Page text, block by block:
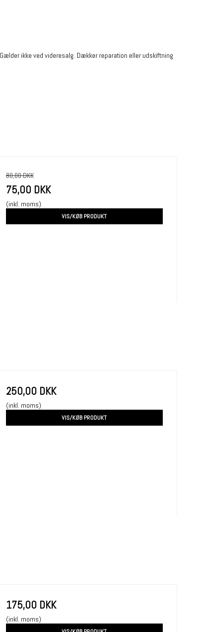
ikke ved videresalg. Dækker reparation eller udskiftning
80,00 DKK
75,00 DKK
(inkl. moms)
VIS/KØB PRODUKT
250,00 DKK
(inkl. moms)
VIS/KØB PRODUKT
175,00 DKK
(inkl. moms)